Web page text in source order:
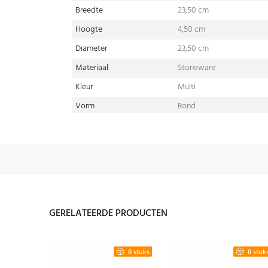
Breedte
23,50 cm
Hoogte
4,50 cm
Diameter
23,50 cm
Materiaal
Stoneware
Kleur
Multi
Vorm
Rond
GERELATEERDE PRODUCTEN
8 stuks 8